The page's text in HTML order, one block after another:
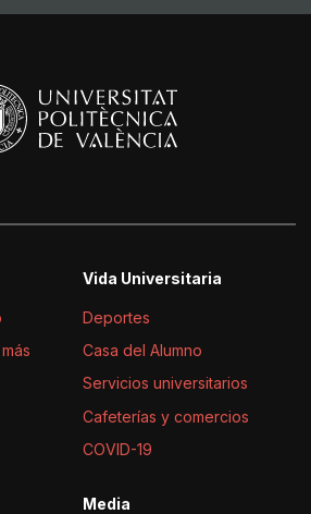
Vida Universitaria
Deportes
Casa del Alumno
Servicios universitarios
Cafeterías y comercios
COVID-19
Media